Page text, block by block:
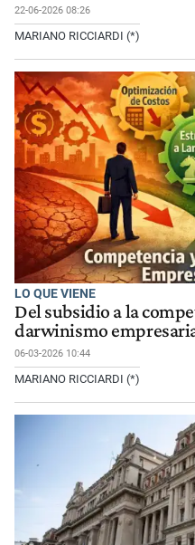
22-06-2026 08:26
MARIANO RICCIARDI (*)
LO QUE VIENE
Del subsidio a la
darwinismo
06-03-2026 10:44
MARIANO RICCIARDI (*)